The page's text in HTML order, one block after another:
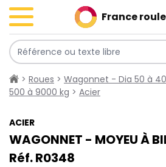
France
> Roues > Wagonnet - Dia 50 à
500 à 9000 kg > Acier
ACIER
WAGONNET - MOYEU À
Réf. R0348